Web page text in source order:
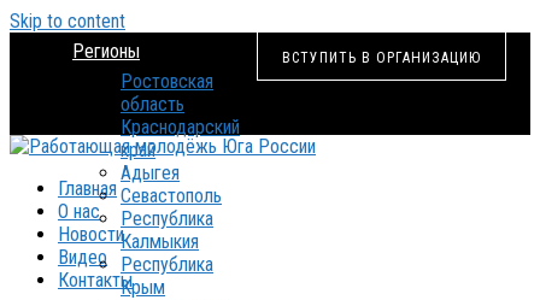
Skip to content
ВСТУПИТЬ В ОРГАНИЗАЦИЮ
Регионы
Ростовская
область
Краснодарский
край
Адыгея
Севастополь
Республика
Калмыкия
Республика
Крым
Главная
О нас
Новости
Видео
Контакты